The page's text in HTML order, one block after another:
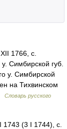
1766, с.
Симбирской губ.
у. Симбирской
на Тихвинском
Словарь русского
(3 I 1744), с.